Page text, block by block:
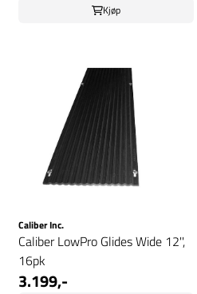
Kjøp
Caliber Inc.
Caliber LowPro Glides Wide 12'',
16pk
3.199,-